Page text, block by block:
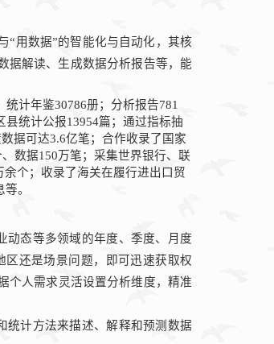
“用数据”的智能化与自动化，其核
据解读、生成数据分析报告等，能
统计年鉴30786册；分析报告781
县统计公报13954篇；通过指标抽
据可达3.6亿笔；合作收录了国家
、数据150万笔；采集世界银行、联
个；收录了海关在履行进出口贸
。
动态等多领域的年度、季度、月度
还是场景问题，即可迅速获取权
个人需求灵活设置分析维度，精准
统计方法来描述、解释和预测数据